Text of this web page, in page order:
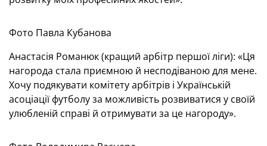
Фото Павла Кубанова
Анастасія Романюк (кращий арбітр першої ліги): «Ця
нагорода стала приємною й несподіваною для мене.
Хочу подякувати комітету арбітрів і Українській
асоціації футболу за можливість розвиватися у своїй
улюбленій справі й отримувати за це нагороду».